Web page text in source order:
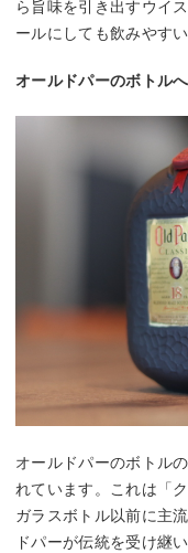
ら旨味を引き出すウイ
ールにしても飲みやす
オールドパーのボトル
オールドパーのボトル
れています。これは「
ガラスボトル以前に主
ドパーが伝統を受け継